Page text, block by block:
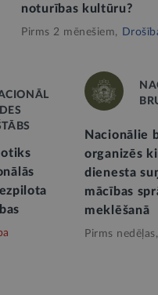
noturības kultūru?
Pirms 2 mēnešiem,
Nacionālie
organizēs
dienesta
mācības
meklēšanā
Pirms nedēļas,